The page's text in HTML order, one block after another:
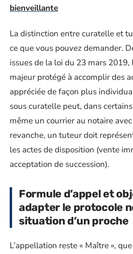
bienveillante
La distinction entre curatelle et
ce que vous pouvez demander.
issues de la loi du 23 mars 2019,
majeur protégé à accomplir des
appréciée de façon plus
sous curatelle peut, dans
même un courrier au notaire
revanche, un tuteur doit
les actes de disposition (vente
acceptation de succession).
Formule d’appel et
adapter le protocole
situation d’un proche
L’appellation reste « Maître »,